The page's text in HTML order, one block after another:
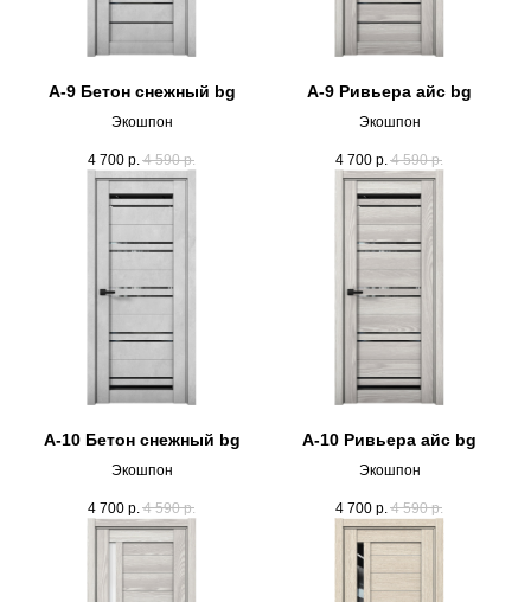
А-9 Бетон снежный bg
Экошпон
4 700 р. 4 590 р.
А-9 Ривьера айс bg
Экошпон
4 700 р. 4 590 р.
А-10 Бетон снежный bg
Экошпон
4 700 р. 4 590 р.
А-10 Ривьера айс bg
Экошпон
4 700 р. 4 590 р.